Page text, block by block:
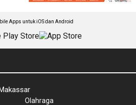
Apps untuk iOS dan Android
Olahraga